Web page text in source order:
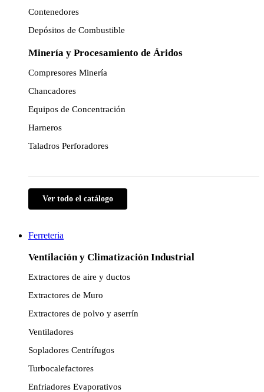
Contenedores
Depósitos de Combustible
Minería y Procesamiento de Áridos
Compresores Minería
Chancadores
Equipos de Concentración
Harneros
Taladros Perforadores
Ver todo el catálogo
Ferreteria
Ventilación y Climatización Industrial
Extractores de aire y ductos
Extractores de Muro
Extractores de polvo y aserrín
Ventiladores
Sopladores Centrífugos
Turbocalefactores
Enfriadores Evaporativos